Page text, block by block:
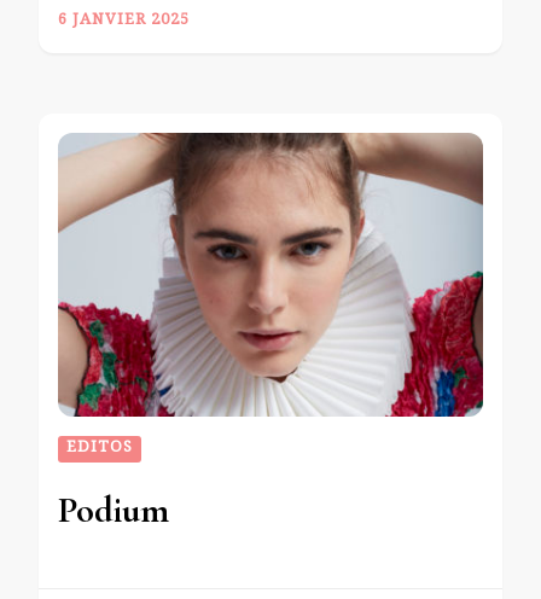
6 JANVIER 2025
EDITOS
Podium